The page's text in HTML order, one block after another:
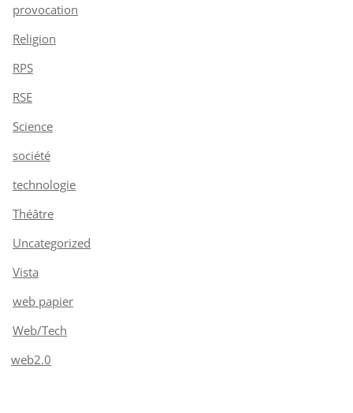
provocation
Religion
RPS
RSE
Science
société
technologie
Théâtre
Uncategorized
Vista
web papier
Web/Tech
web2.0